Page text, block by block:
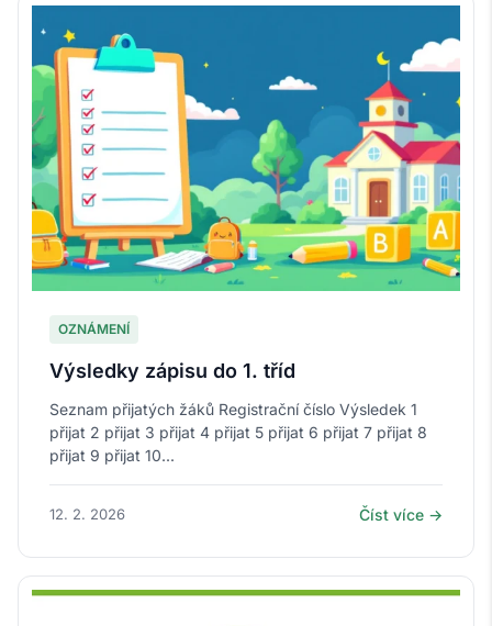
OZNÁMENÍ
Výsledky zápisu do 1. tříd
Seznam přijatých žáků Registrační číslo Výsledek 1
přijat 2 přijat 3 přijat 4 přijat 5 přijat 6 přijat 7 přijat 8
přijat 9 přijat 10...
12. 2. 2026 Číst více →